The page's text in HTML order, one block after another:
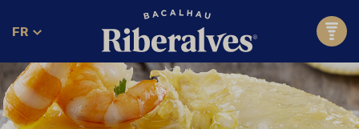
FR